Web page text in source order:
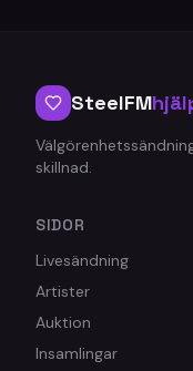
SteelFM
skillnad.
SIDOR
Livesändning
Artister
Auktion
Insamlingar